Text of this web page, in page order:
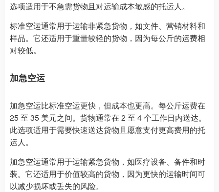
选项适用于不急需货物且对运输成本敏感的托运人。
标准空运通常用于运输非紧急货物，如文件、营销材料和
样品。它还适用于重量较轻的货物，因为每公斤的运费相
对较低。
加急空运
加急空运比标准空运更快，但成本也更高。每公斤运费在
25 至 35 美元之间。货物通常在 2 至 4 个工作日内送达。
此选项适用于需要快速送达货物且愿意支付更高费用的托
运人。
加急空运通常用于运输紧急货物，如医疗设备、备件和时
装。它还适用于价值较高的货物，因为更快的运输时间可
以减少损坏或丢失的风险。